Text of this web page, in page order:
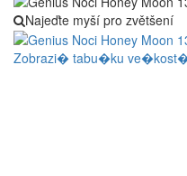
Najeďte myší pro zvětšení
Zobrazi� tabu�ku